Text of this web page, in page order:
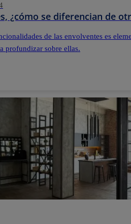
¿cómo se diferencian de
de las envolventes es
profundizar sobre ellas.